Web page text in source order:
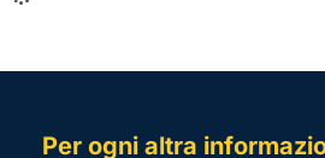
Per ogni altra